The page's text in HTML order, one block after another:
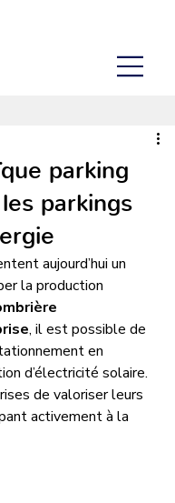
parking
parkings
aujourd’hui un
la production
, il est possible de
en
d’électricité solaire.
de valoriser leurs
activement à la